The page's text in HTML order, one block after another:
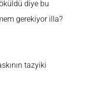
diye bu
gerekiyor illa?
tazyiki